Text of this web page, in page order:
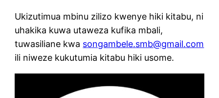
Ukizutimua mbinu zilizo kwenye hiki kitabu, ni
uhakika kuwa utaweza kufika mbali,
tuwasiliane kwa songambele.smb@gmail.com
ili niweze kukutumia kitabu hiki usome.